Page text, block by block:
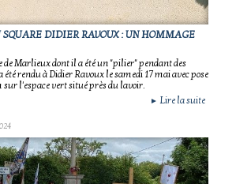
DIDIER RAVOUX : UN HOMMAGE
Marlieux dont il a été un "pilier" pendant des
rendu à Didier Ravoux le samedi 17 mai avec pose
sur l'espace vert situé près du lavoir.
► Lire la suite